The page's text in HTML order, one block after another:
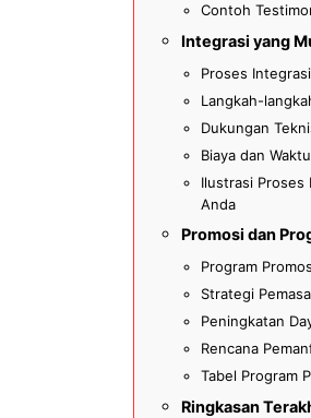
Contoh
Integrasi yang
Proses
Langkah-
Dukungan
Biaya dan
Ilustrasi Proses
Anda
Promosi dan
Program
Strategi
Peningkatan
Rencana
Tabel Program
Ringkasan